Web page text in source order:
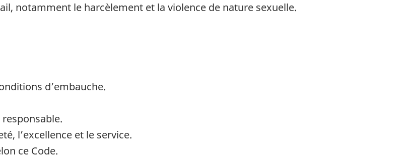
notamment le harcèlement et la violence de nature sexuelle.
d’embauche.
l’excellence et le service.
ce Code.